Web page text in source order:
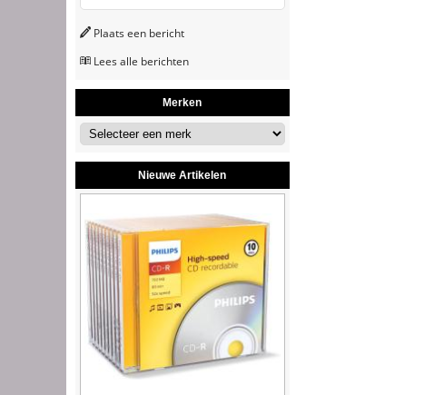
Plaats een bericht
Lees alle berichten
Merken
Nieuwe Artikelen